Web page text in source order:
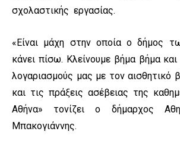
σχολαστικής εργασίας.
«Είναι μάχη στην οποία ο δήμος
κάνει πίσω. Κλείνουμε βήμα βήμα
λογαριασμούς μας με τον αισθητικό
και τις πράξεις ασέβειας της
Αθήνα» τονίζει ο δήμαρχος
Μπακογιάννης.